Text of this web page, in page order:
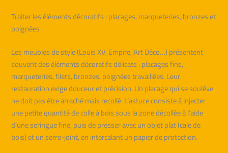
Traiter les éléments décoratifs : placages, marqueteries, bronzes et
poignées
Les meubles de style (Louis XV, Empire, Art Déco…) présentent
souvent des éléments décoratifs délicats : placages fins,
marqueteries, filets, bronzes, poignées travaillées. Leur
restauration exige douceur et précision. Un placage qui se soulève
ne doit pas être arraché mais recollé. L’astuce consiste à injecter
une petite quantité de colle à bois sous la zone décollée à l’aide
d’une seringue fine, puis de presser avec un objet plat (cale de
bois) et un serre-joint, en intercalant un papier de protection.